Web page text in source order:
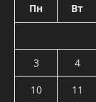
Пн Вт
3
4
10
11